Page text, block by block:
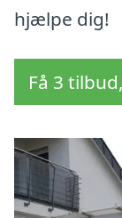
hjælpe dig!
Få 3